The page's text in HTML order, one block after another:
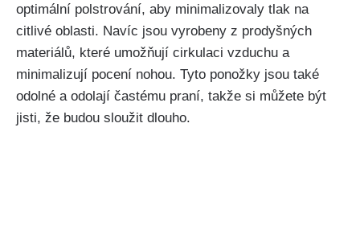
optimální polstrování, aby minimalizovaly tlak na
citlivé oblasti. Navíc jsou vyrobeny z prodyšných
materiálů, které umožňují cirkulaci vzduchu a
minimalizují pocení nohou. Tyto ponožky jsou také
odolné a odolají častému praní, takže si můžete být
jisti, že budou sloužit dlouho.